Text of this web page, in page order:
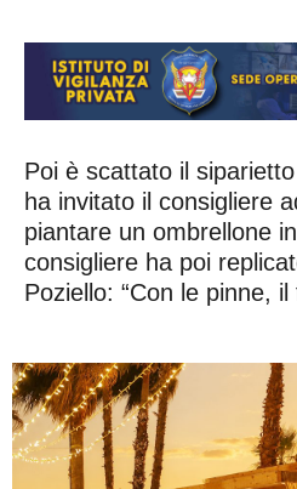
Poi è scattato il
ha invitato il consigliere
piantare un ombrellone
consigliere ha poi
Poziello: “Con le pinne,